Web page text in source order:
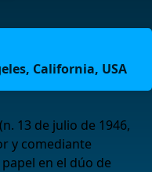
California, USA
13 de julio de 1946,
y comediante
en el dúo de